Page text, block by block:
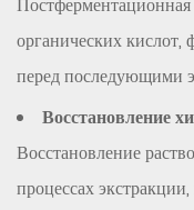
органических
перед последующими
Восстановление
Восстановление
процессах